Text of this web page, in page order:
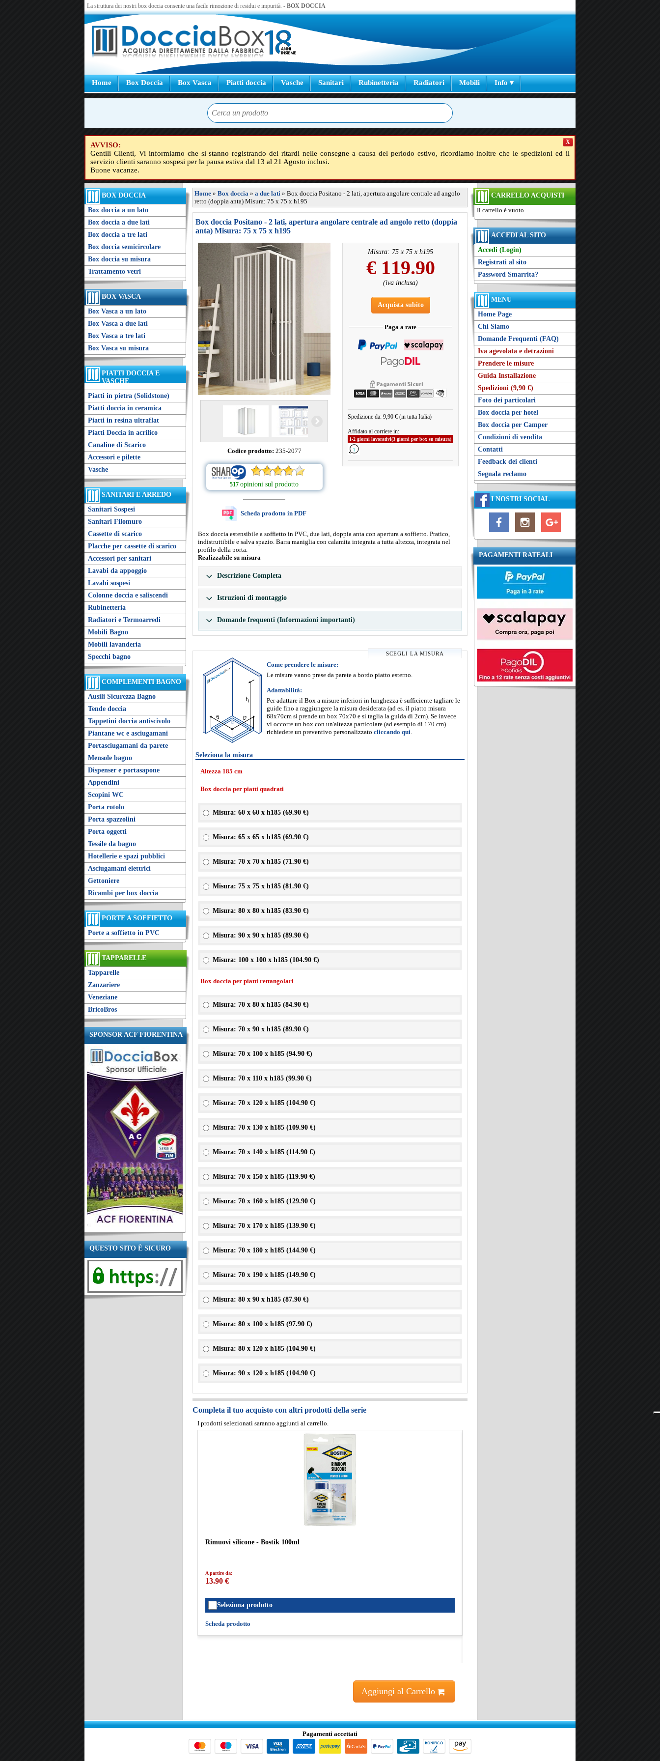
La struttura dei nostri box doccia consente una facile rimozione di residui e impurità. - BOX DOCCIA
Home Box Doccia Box Vasca Piatti doccia Vasche Sanitari Rubinetteria Radiatori Mobili Info ▾
AVVISO:
Gentili Clienti, Vi informiamo che si stanno registrando dei ritardi nelle consegne a causa del periodo estivo, ricordiamo inoltre che le spedizioni ed il
servizio clienti saranno sospesi per la pausa estiva dal 13 al 21 Agosto inclusi.
Buone vacanze.
X
BOX DOCCIA
Box doccia a un lato
Box doccia a due lati
Box doccia a tre lati
Box doccia semicircolare
Box doccia su misura
Trattamento vetri
BOX VASCA
Box Vasca a un lato
Box Vasca a due lati
Box Vasca a tre lati
Box Vasca su misura
PIATTI DOCCIA E
VASCHE
Piatti in pietra (Solidstone)
Piatti doccia in ceramica
Piatti in resina ultraflat
Piatti Doccia in acrilico
Canaline di Scarico
Accessori e pilette
Vasche
SANITARI E ARREDO
Sanitari Sospesi
Sanitari Filomuro
Cassette di scarico
Placche per cassette di scarico
Accessori per sanitari
Lavabi da appoggio
Lavabi sospesi
Colonne doccia e saliscendi
Rubinetteria
Radiatori e Termoarredi
Mobili Bagno
Mobili lavanderia
Specchi bagno
COMPLEMENTI BAGNO
Ausili Sicurezza Bagno
Tende doccia
Tappetini doccia antiscivolo
Piantane wc e asciugamani
Portasciugamani da parete
Mensole bagno
Dispenser e portasapone
Appendini
Scopini WC
Porta rotolo
Porta spazzolini
Porta oggetti
Tessile da bagno
Hotellerie e spazi pubblici
Asciugamani elettrici
Gettoniere
Ricambi per box doccia
PORTE A SOFFIETTO
Porte a soffietto in PVC
TAPPARELLE
Tapparelle
Zanzariere
Veneziane
BricoBros
SPONSOR ACF FIORENTINA
QUESTO SITO È SICURO
CARRELLO ACQUISTI
Il carrello è vuoto
ACCEDI AL SITO
Accedi (Login)
Registrati al sito
Password Smarrita?
MENU
Home Page
Chi Siamo
Domande Frequenti (FAQ)
Iva agevolata e detrazioni
Prendere le misure
Guida Installazione
Spedizioni (9,90 €)
Foto dei particolari
Box doccia per hotel
Box doccia per Camper
Condizioni di vendita
Contatti
Feedback dei clienti
Segnala reclamo
I NOSTRI SOCIAL
PAGAMENTI RATEALI
Home » Box doccia » a due lati » Box doccia Positano - 2 lati, apertura angolare centrale ad angolo
retto (doppia anta) Misura: 75 x 75 x h195
Box doccia Positano - 2 lati, apertura angolare centrale ad angolo retto (doppia
anta) Misura: 75 x 75 x h195
Codice prodotto: 235-2077
517 opinioni sul prodotto
Scheda prodotto in PDF
Misura: 75 x 75 x h195
€ 119.90
(iva inclusa)
Acquista subito
Paga a rate
Spedizione da: 9,90 € (in tutta Italia)
Affidato al corriere in:
1-2 giorni lavorativi(3 giorni per box su misura)
Box doccia estensibile a soffietto in PVC, due lati, doppia anta con apertura a soffietto. Pratico,
indistruttibile e salva spazio. Barra maniglia con calamita integrata a tutta altezza, integrata nel
profilo della porta.
Realizzabile su misura
Descrizione Completa
Istruzioni di montaggio
Domande frequenti (Informazioni importanti)
SCEGLI LA MISURA
Come prendere le misure:
Le misure vanno prese da parete a bordo piatto esterno.
Adattabilità:
Per adattare il Box a misure inferiori in lunghezza è sufficiente tagliare le
guide fino a raggiungere la misura desiderata (ad es. il piatto misura
68x70cm si prende un box 70x70 e si taglia la guida di 2cm). Se invece
vi occorre un box con un'altezza particolare (ad esempio di 170 cm)
richiedere un preventivo personalizzato cliccando qui
Seleziona la misura
Altezza 185 cm
Box doccia per piatti quadrati
Misura: 60 x 60 x h185 (69.90 €)
Misura: 65 x 65 x h185 (69.90 €)
Misura: 70 x 70 x h185 (71.90 €)
Misura: 75 x 75 x h185 (81.90 €)
Misura: 80 x 80 x h185 (83.90 €)
Misura: 90 x 90 x h185 (89.90 €)
Misura: 100 x 100 x h185 (104.90 €)
Box doccia per piatti rettangolari
Misura: 70 x 80 x h185 (84.90 €)
Misura: 70 x 90 x h185 (89.90 €)
Misura: 70 x 100 x h185 (94.90 €)
Misura: 70 x 110 x h185 (99.90 €)
Misura: 70 x 120 x h185 (104.90 €)
Misura: 70 x 130 x h185 (109.90 €)
Misura: 70 x 140 x h185 (114.90 €)
Misura: 70 x 150 x h185 (119.90 €)
Misura: 70 x 160 x h185 (129.90 €)
Misura: 70 x 170 x h185 (139.90 €)
Misura: 70 x 180 x h185 (144.90 €)
Misura: 70 x 190 x h185 (149.90 €)
Misura: 80 x 90 x h185 (87.90 €)
Misura: 80 x 100 x h185 (97.90 €)
Misura: 80 x 120 x h185 (104.90 €)
Misura: 90 x 120 x h185 (104.90 €)
Completa il tuo acquisto con altri prodotti della serie
I prodotti selezionati saranno aggiunti al carrello.
Rimuovi silicone - Bostik 100ml
A partire da:
13.90 €
Seleziona prodotto
Scheda prodotto
Aggiungi al Carrello
Pagamenti accettati